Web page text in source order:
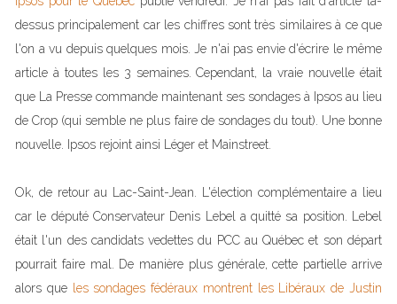
dessus principalement car les chiffres sont très similaires à ce que
l'on a vu depuis quelques mois. Je n'ai pas envie d'écrire le même
article à toutes les 3 semaines. Cependant, la vraie nouvelle était
que La Presse commande maintenant ses sondages à Ipsos au lieu
de Crop (qui semble ne plus faire de sondages du tout). Une bonne
nouvelle. Ipsos rejoint ainsi Léger et Mainstreet.
Ok, de retour au Lac-Saint-Jean. L'élection complémentaire a lieu
car le député Conservateur Denis Lebel a quitté sa position. Lebel
était l'un des candidats vedettes du PCC au Québec et son départ
pourrait faire mal. De manière plus générale, cette partielle arrive
alors que
les sondages fédéraux montrent les Libéraux de Justin